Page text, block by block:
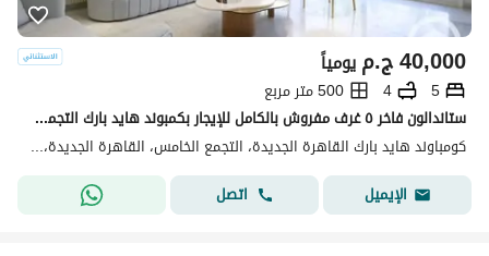
ج.م40,000 يومياً
5
4
500 متر مربع
ستاندالون فاخر ٥ غرف مفروش بالكامل للإيجار بكمبوند هايد بارك التجمع الخامس بالقاهرة الجديدة
كومباوند هايد بارك القاهرة الجديدة، التجمع الخامس، القاهرة الجديدة، القاهرة
الإيميل
اتصل